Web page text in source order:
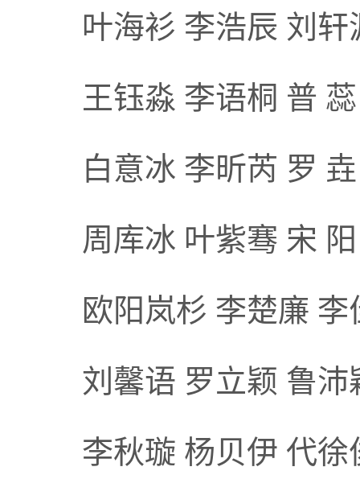
叶海衫 李浩辰 刘
王钰淼 李语桐 普
白意冰 李昕芮 罗
周库冰 叶紫骞 宋
欧阳岚杉 李楚廉
刘馨语 罗立颖 鲁
李秋璇 杨贝伊 代